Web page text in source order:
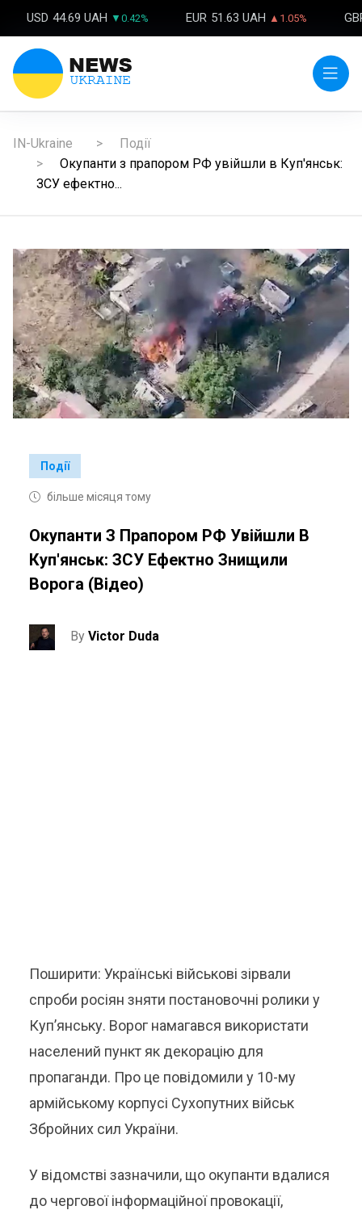
USD 44.69 UAH ▼0.42% EUR 51.63 UAH ▲1.05%
IN-Ukraine
Події
Окупанти з прапором РФ увійшли в Куп'янськ:
ЗСУ ефектно...
Події
більше місяця тому
Окупанти З Прапором РФ Увійшли В
Куп'янськ: ЗСУ Ефектно Знищили
Ворога (відео)
ByVictor Duda
Поширити: Українські військові зірвали
спроби росіян зняти постановочні ролики у
Куп’янську. Ворог намагався використати
населений пункт як декорацію для
пропаганди. Про це повідомили у 10-му
армійському корпусі Сухопутних військ
Збройних сил України.
У відомстві зазначили, що окупанти вдалися
до чергової інформаційної провокації,